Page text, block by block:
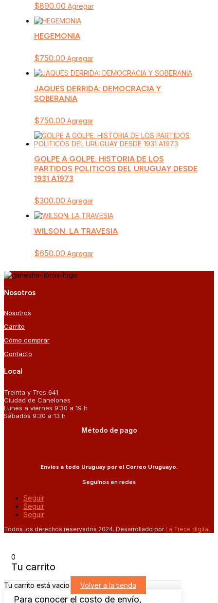
$890.00 Agregar
HEGEMONIA
$750.00 Agregar
JAQUES DERRIDA: DEMOCRACIA Y
SOBERANIA
$750.00 Agregar
GOLPE A GOLPE. HISTORIA DE LOS
PARTIDOS POLITICOS DEL URUGUAY DESDE
1931 A1973
$300.00 Agregar
WILSON. LA TRAVESIA
$650.00 Agregar
Nosotros
Nosotros
Carrito
Cómo comprar
Contacto
Local
Treinta y Tres 641
Ciudad de Canelones
Lunes a viernes 9:30 a 19 h
Sábados 9:30 a 13 h
Método de pago
Envíos a todo Uruguay por el Correo Uruguayo.
Seguínos en redes
Seguir
Seguir
Seguir
Todos los derechos reservados 2024. Desarrollado por La Trece digital
0
Tu carrito
Tu carrito está vacio Volver a la tienda
Para conocer el costo de envío,